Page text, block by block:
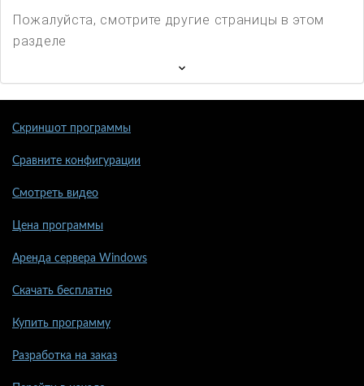
Пожалуйста, смотрите другие страницы в этом
разделе
Скриншот программы
Сравните конфигурации
Смотреть видео
Цена программы
Аренда сервера Windows
Скачать бесплатно
Купить программу
Разработка на заказ